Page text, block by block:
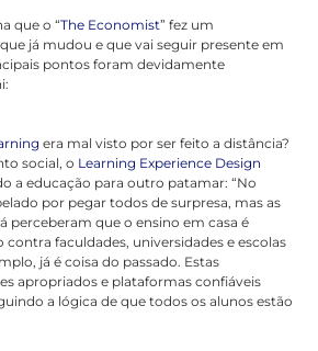
que o “The Economist” fez um
já mudou e que vai seguir presente em
pontos foram devidamente
era mal visto por ser feito a distância?
social, o Learning Experience Design
a educação para outro patamar: “No
por pegar todos de surpresa, mas as
perceberam que o ensino em casa é
contra faculdades, universidades e escolas
já é coisa do passado. Estas
apropriados e plataformas confiáveis
a lógica de que todos os alunos estão